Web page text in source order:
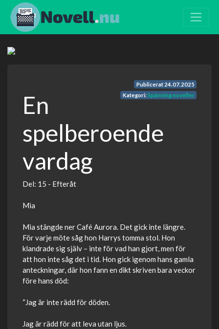
Publicerat 24.07.2025
Kategori:Spänning noveller
En
spelberoende
vardag
Del: 15 - Efteråt
Mia
Mia stängde ner Café Aurora. Det gick inte längre.
För varje möte såg hon Harrys tomma stol. Hon
klandrade sig själv – inte för vad han gjort, men för
att hon inte såg det i tid. Hon gick igenom hans gamla
anteckningar, där hon fann en dikt skriven bara veckor
före hans död:
“Jag är inte rädd för döden.
Jag är rädd för att leva utan ljus.